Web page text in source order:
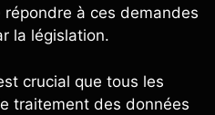
à ces demandes
la législation.
crucial que tous les
traitement des données